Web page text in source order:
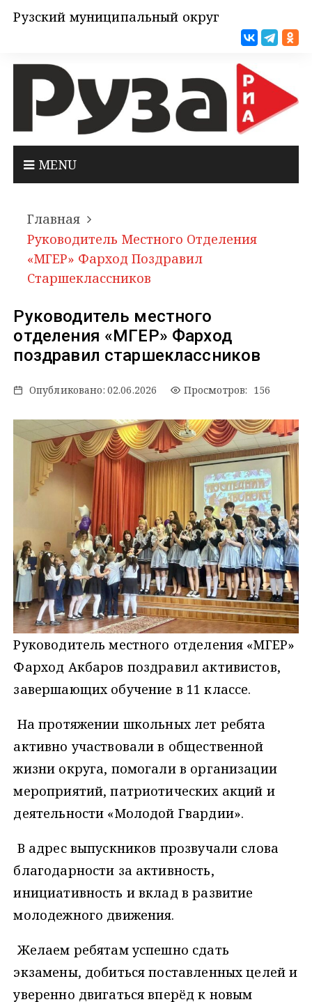
Рузский муниципальный округ
MENU
Главная
Руководитель Местного Отделения
«МГЕР» Фарход Поздравил
Старшеклассников
Руководитель местного
отделения «МГЕР» Фарход
поздравил старшеклассников
Опубликовано: 02.06.2026 Просмотров: 156
Руководитель местного отделения «МГЕР»
Фарход Акбаров поздравил активистов,
завершающих обучение в 11 классе.
На протяжении школьных лет ребята
активно участвовали в общественной
жизни округа, помогали в организации
мероприятий, патриотических акций и
деятельности «Молодой Гвардии».
В адрес выпускников прозвучали слова
благодарности за активность,
инициативность и вклад в развитие
молодежного движения.
Желаем ребятам успешно сдать
экзамены, добиться поставленных целей и
уверенно двигаться вперёд к новым